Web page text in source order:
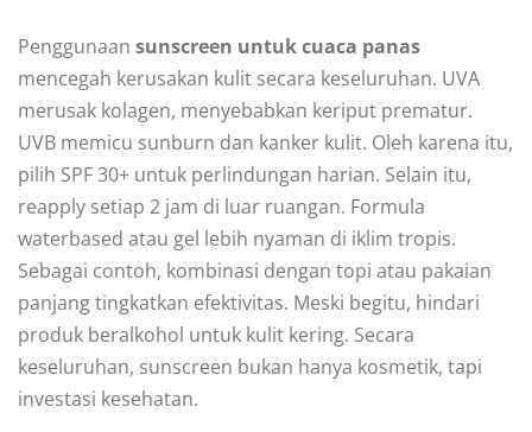
Penggunaan sunscreen untuk cuaca panas
mencegah kerusakan kulit secara keseluruhan. UVA
merusak kolagen, menyebabkan keriput prematur.
UVB memicu sunburn dan kanker kulit. Oleh karena itu,
pilih SPF 30+ untuk perlindungan harian. Selain itu,
reapply setiap 2 jam di luar ruangan. Formula
waterbased atau gel lebih nyaman di iklim tropis.
Sebagai contoh, kombinasi dengan topi atau pakaian
panjang tingkatkan efektivitas. Meski begitu, hindari
produk beralkohol untuk kulit kering. Secara
keseluruhan, sunscreen bukan hanya kosmetik, tapi
investasi kesehatan.